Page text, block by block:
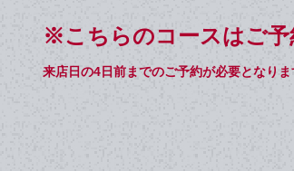
※こちらのコースはご予
来店日の4日前までのご予約が必要となりま